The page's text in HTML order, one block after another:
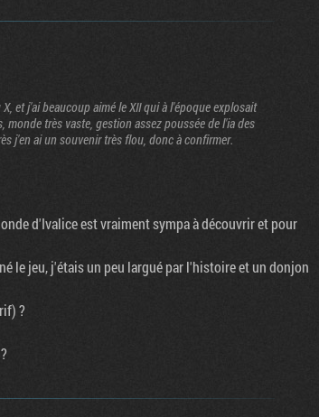
et j'ai beaucoup aimé le XII qui à l'époque explosait
très vaste, gestion assez poussée de l'ia des
j'en ai un souvenir très flou, donc à confirmer.
d'Ivalice est vraiment sympa à découvrir et pour
le jeu, j'étais un peu largué par l'histoire et un donjon
?